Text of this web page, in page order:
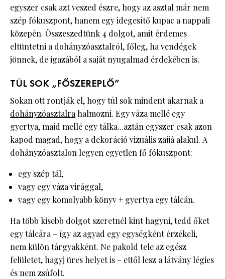
egyszer csak azt veszed észre, hogy az asztal már nem
szép fókuszpont, hanem egy idegesítő kupac a nappali
közepén. Összeszedtünk 4 dolgot, amit érdemes
eltüntetni a dohányzóasztalról, főleg, ha vendégek
jönnek, de igazából a saját nyugalmad érdekében is.
TÚL SOK „FŐSZEREPLŐ”
Sokan ott rontják el, hogy túl sok mindent akarnak a
dohányzóasztalrahalmozni. Egy váza mellé egy
gyertya, majd mellé egy tálka...aztán egyszer csak azon
kapod magad, hogy a dekoráció vizuális zajjá alakul. A
dohányzóasztalon legyen egyetlen fő fókuszpont:
egy szép tál,
vagy egy váza virággal,
vagy egy komolyabb könyv + gyertya egy tálcán.
Ha több kisebb dolgot szeretnél kint hagyni, tedd őket
egy tálcára – így az agyad egy egységként érzékeli,
nem külön tárgyakként. Ne pakold tele az egész
felületet, hagyj üres helyet is – ettől lesz a látvány légies
és nem zsúfolt.